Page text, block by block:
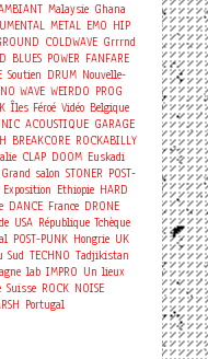
Malaysie Ghana
METAL EMO HIP
COLDWAVE Grrrnd
BLUES POWER FANFARE
Soutien DRUM Nouvelle-
NO WAVE WEIRDO PROG
Îles Féroé Vidéo Belgique
ACOUSTIQUE GARAGE
BREAKCORE ROCKABILLY
CLAP DOOM Euskadi
Grand salon STONER POST-
Exposition Ethiopie HARD
DANCE France DRONE
USA République Tchèque
POST-PUNK Hongrie UK
Sud TECHNO Tadjikistan
lab IMPRO Un lieux
Suisse ROCK NOISE
Portugal